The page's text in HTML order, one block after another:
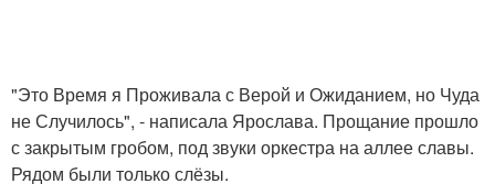
"Это Время я Проживала с Верой и Ожиданием, но Чуда
не Случилось", - написала Ярослава. Прощание прошло
с закрытым гробом, под звуки оркестра на аллее славы.
Рядом были только слёзы.